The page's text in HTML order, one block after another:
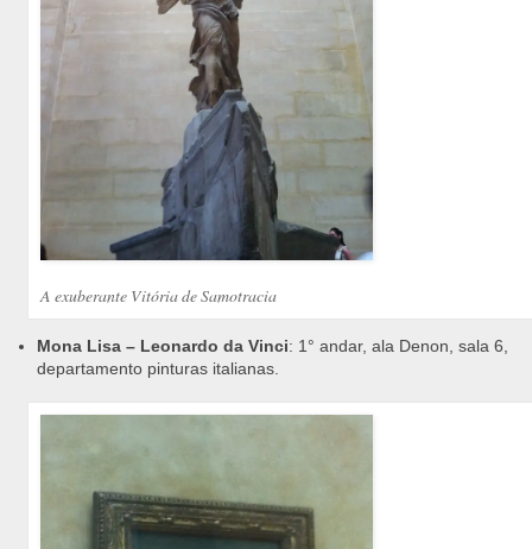
A exuberante Vitória de Samotracia
Mona Lisa – Leonardo da Vinci: 1° andar, ala Denon, sala 6,
departamento pinturas italianas.